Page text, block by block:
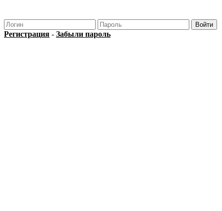
Регистрация - Забыли пароль